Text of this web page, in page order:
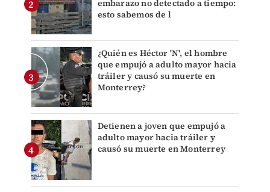
embarazo no detectado a tiempo:
esto sabemos de l
¿Quién es Héctor 'N', el hombre
que empujó a adulto mayor hacia
tráiler y causó su muerte en
Monterrey?
Detienen a joven que empujó a
adulto mayor hacia tráiler y
causó su muerte en Monterrey